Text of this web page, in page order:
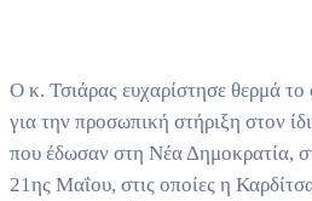
Ο κ. Τσιάρας ευχαρίστησε θερμά
για την προσωπική στήριξη στον
που έδωσαν στη Νέα Δημοκρατία,
21ης Μαΐου, στις οποίες η